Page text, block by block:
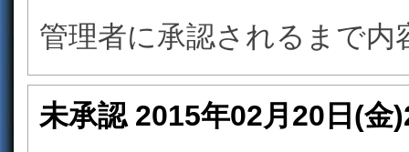
管理者に承認されるまで
未承認 2015年02月20日(金